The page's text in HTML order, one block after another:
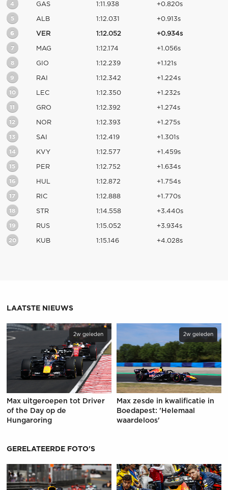
4 GAS 1:11.938 +0.820s
5 ALB 1:12.031 +0.913s
6 VER 1:12.052 +0.934s
7 MAG 1:12.174 +1.056s
8 GIO 1:12.239 +1.121s
9 RAI 1:12.342 +1.224s
10 LEC 1:12.350 +1.232s
11 GRO 1:12.392 +1.274s
12 NOR 1:12.393 +1.275s
13 SAI 1:12.419 +1.301s
14 KVY 1:12.577 +1.459s
15 PER 1:12.752 +1.634s
16 HUL 1:12.872 +1.754s
17 RIC 1:12.888 +1.770s
18 STR 1:14.558 +3.440s
19 RUS 1:15.052 +3.934s
20 KUB 1:15.146 +4.028s
LAATSTE NIEUWS
2w geleden
Max uitgeroepen tot Driver
of the Day op de
Hungaroring
2w geleden
Max zesde in kwalificatie in
Boedapest: 'Helemaal
waardeloos'
GERELATEERDE FOTO'S